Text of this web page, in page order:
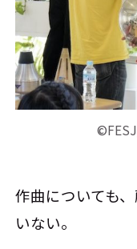
作曲についても
いない。